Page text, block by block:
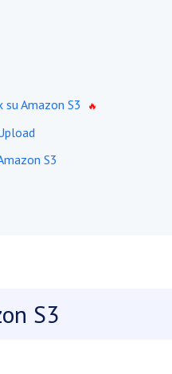
Amazon S3
S3
S3